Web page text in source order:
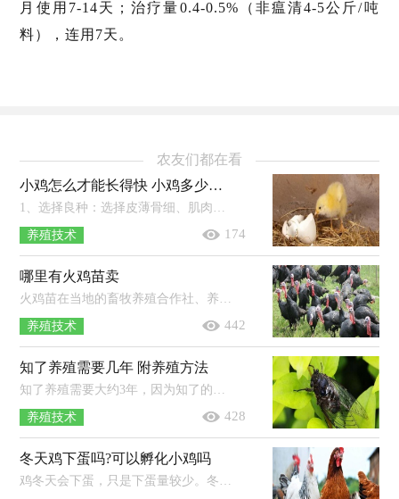
月使用7-14天；治疗量0.4-0.5%（非瘟清4-5公斤/吨
料），连用7天。
农友们都在看
小鸡怎么才能长得快 小鸡多少天可以孵化出来
1、选择良种：选择皮薄骨细、肌肉丰满、肉质鲜美、抗逆性强的地方品种作为养殖对象，比如白羽肉鸡、黄羽肉鸡。2、控制温度：养殖过程中...
养殖技术 174
哪里有火鸡苗卖
火鸡苗在当地的畜牧养殖合作社、养鸡场等地都有购买，但选择有省级或省级以上《种畜禽生产经营许可证》的正规火鸡苗养殖场购买为佳...
养殖技术 442
知了养殖需要几年 附养殖方法
知了养殖需要大约3年，因为知了的若虫，也就是幼虫需要在地底生活2-3年。养殖方法：1、提供有营养的树林：培育阔叶树的苗木，将有卵的枝条...
养殖技术 428
冬天鸡下蛋吗?可以孵化小鸡吗
鸡冬天会下蛋，只是下蛋量较少。冬天气温比较低，可以在鸡舍内增加一些保温设施，只有提高鸡舍里面的温度，鸡才会感受到温暖，从而多下蛋。...